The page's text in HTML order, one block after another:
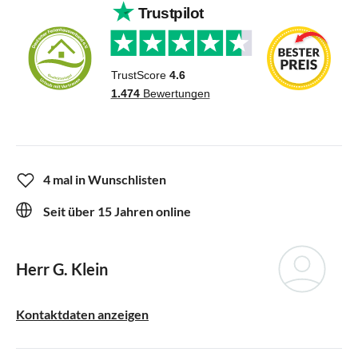
4 mal in Wunschlisten
Seit über 15 Jahren online
Herr G. Klein
Kontaktdaten anzeigen